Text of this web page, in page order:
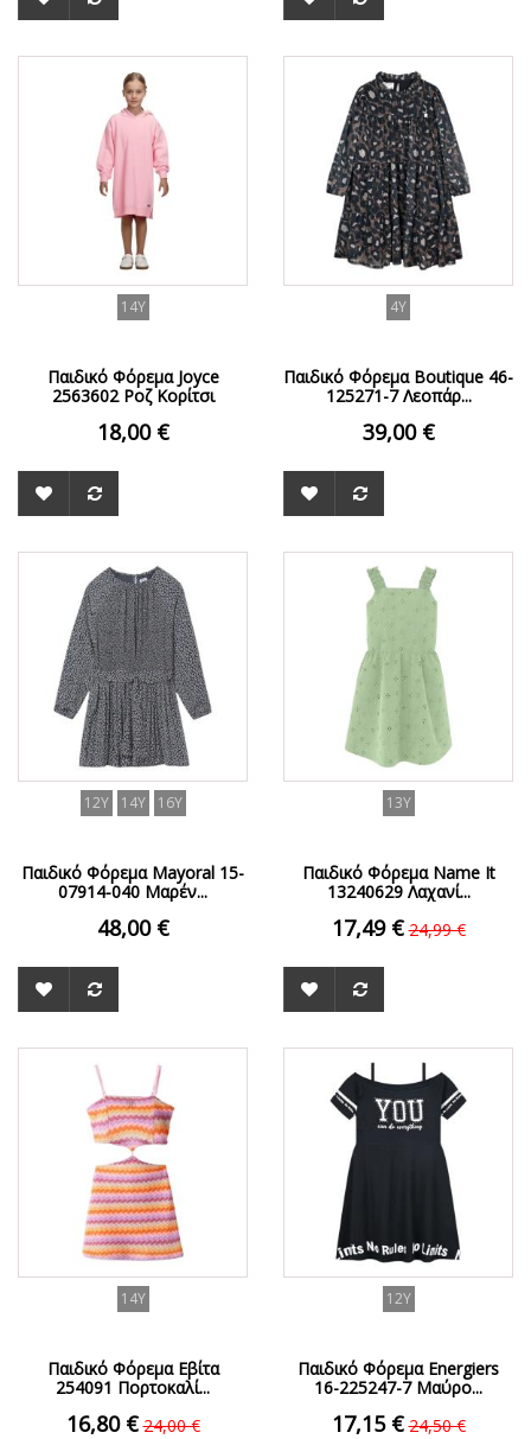
14Y
Παιδικό Φόρεμα Joyce
2563602 Ροζ Κορίτσι
18,00 €
4Y
Παιδικό Φόρεμα Boutique 46-
125271-7 Λεοπάρ...
39,00 €
12Y 14Y 16Y
Παιδικό Φόρεμα Mayoral 15-
07914-040 Μαρέν...
48,00 €
13Y
Παιδικό Φόρεμα Name It
13240629 Λαχανί...
17,49 € 24,99 €
14Y
Παιδικό Φόρεμα Εβίτα
254091 Πορτοκαλί...
16,80 € 24,00 €
12Y
Παιδικό Φόρεμα Energiers
16-225247-7 Μαύρο...
17,15 € 24,50 €